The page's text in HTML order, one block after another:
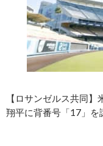
【ロサンゼルス共同
翔平に背番号「17」